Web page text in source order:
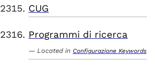
CUG
Programmi di ricerca
Located in Configurazione Keywords